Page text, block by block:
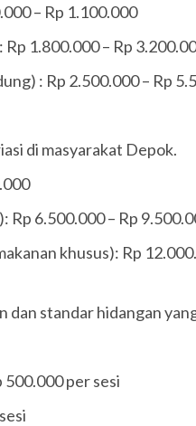
– Rp 1.100.000
1.800.000 – Rp
: Rp 2.500.000 – Rp
di masyarakat Depok.
Rp 6.500.000 – Rp
khusus): Rp
dan standar hidangan
500.000 per sesi